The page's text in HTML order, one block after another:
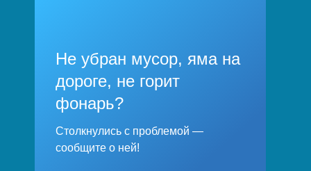
Не убран мусор, яма на
дороге, не горит
фонарь?
Столкнулись с проблемой —
сообщите о ней!